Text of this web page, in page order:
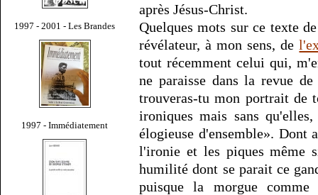
1997 - 2001 - Les Brandes
1997 - Immédiatement
après Jésus-Christ.
Quelques mots sur ce texte
révélateur, à mon sens, de
tout récemment celui qui,
ne paraisse dans la revue
trouveras-tu mon portrait de
ironiques mais sans
élogieuse d'ensemble». Dont
l'ironie et les piques même
humilité dont se parait ce
puisque la morgue